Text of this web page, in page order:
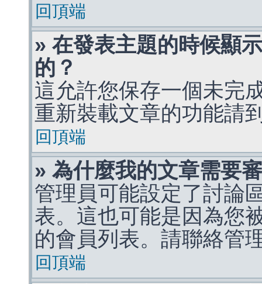
回頂端
» 在發表主題的時候顯
的？
這允許您保存一個未完
重新裝載文章的功能請
回頂端
» 為什麼我的文章需要
管理員可能設定了討論
表。這也可能是因為您
的會員列表。請聯絡管
回頂端